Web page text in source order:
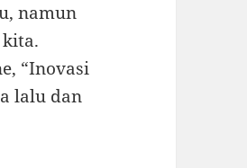
namun
“Inovasi
lalu dan